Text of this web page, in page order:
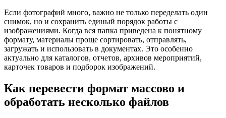
Если фотографий много, важно не только переделать один
снимок, но и сохранить единый порядок работы с
изображениями. Когда вся папка приведена к понятному
формату, материалы проще сортировать, отправлять,
загружать и использовать в документах. Это особенно
актуально для каталогов, отчетов, архивов мероприятий,
карточек товаров и подборок изображений.
Как перевести формат массово и
обработать несколько файлов